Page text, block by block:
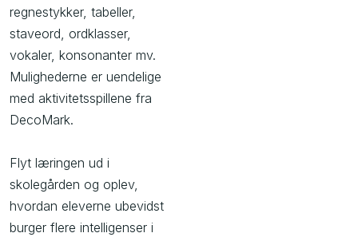
regnestykker, tabeller,
staveord, ordklasser,
vokaler, konsonanter mv.
Mulighederne er uendelige
med aktivitetsspillene fra
DecoMark.
Flyt læringen ud i
skolegården og oplev,
hvordan eleverne ubevidst
burger flere intelligenser i